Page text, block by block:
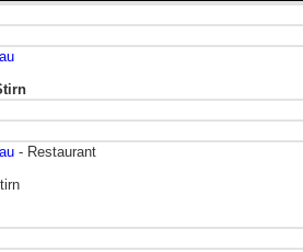
- Restaurant